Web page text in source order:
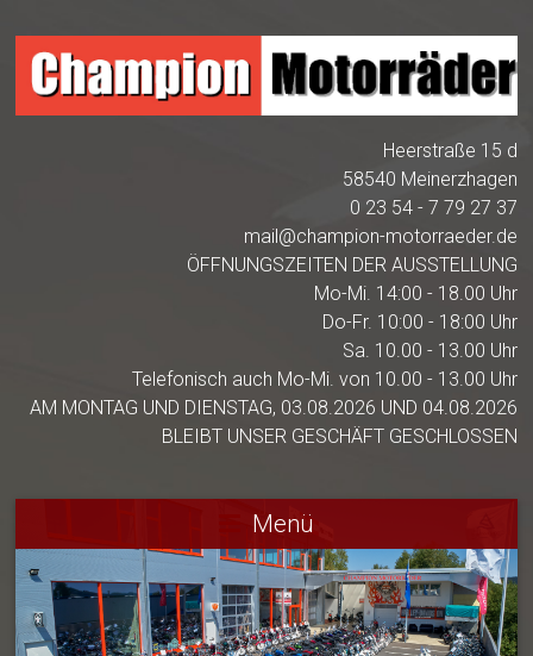
Heerstraße 15 d
58540 Meinerzhagen
0 23 54 - 7 79 27 37
mail@champion-motorraeder.de
ÖFFNUNGSZEITEN DER AUSSTELLUNG
Mo-Mi. 14:00 - 18.00 Uhr
Do-Fr. 10:00 - 18:00 Uhr
Sa. 10.00 - 13.00 Uhr
Telefonisch auch Mo-Mi. von 10.00 - 13.00 Uhr
AM MONTAG UND DIENSTAG, 03.08.2026 UND 04.08.2026
BLEIBT UNSER GESCHÄFT GESCHLOSSEN
Menü